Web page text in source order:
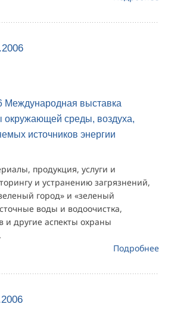
Международная выставка
окружающей среды, воздуха,
источников энергии
продукция, услуги и
и устранению загрязнений,
город» и «зеленый
воды и водоочистка,
и другие аспекты охраны
Подробнее